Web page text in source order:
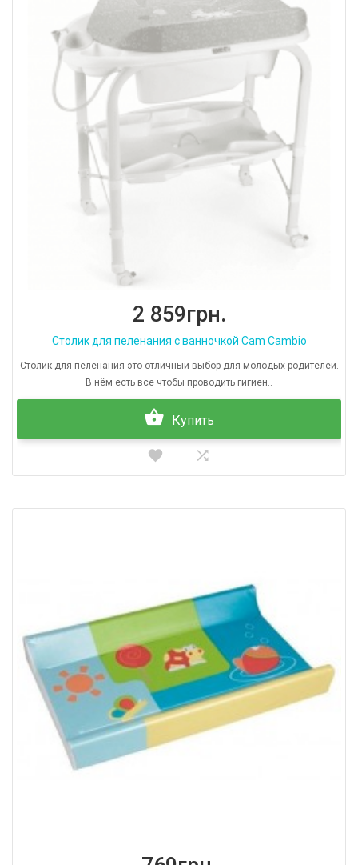
2 859грн.
Столик для пеленания с ванночкой Cam Cambio
Столик для пеленания это отличный выбор для молодых родителей.
В нём есть все чтобы проводить гигиен..
Купить